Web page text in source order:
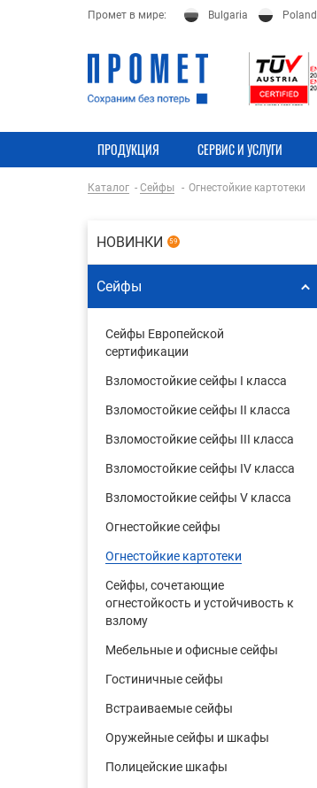
Промет в мире: Bulgaria Poland
ПРОДУКЦИЯ СЕРВИС И УСЛУГИ
Каталог Сейфы Огнестойкие картотеки
НОВИНКИ 59
Сейфы
Сейфы Европейской
сертификации
Взломостойкие сейфы I класса
Взломостойкие сейфы II класса
Взломостойкие сейфы III класса
Взломостойкие сейфы IV класса
Взломостойкие сейфы V класса
Огнестойкие сейфы
Огнестойкие картотеки
Сейфы, сочетающие
огнестойкость и устойчивость к
взлому
Мебельные и офисные сейфы
Гостиничные сейфы
Встраиваемые сейфы
Оружейные сейфы и шкафы
Полицейские шкафы